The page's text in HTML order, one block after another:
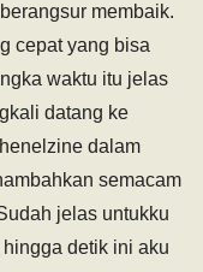
membaik.
cepat yang bisa
waktu itu jelas
datang ke
dalam
semacam
jelas untukku
detik ini aku